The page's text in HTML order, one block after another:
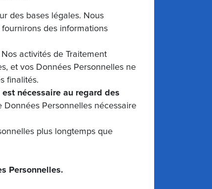
des bases légales. Nous
des informations
Nos activités de Traitement
et vos Données Personnelles ne
finalités.
nécessaire au regard des
Personnelles nécessaire
plus longtemps que
Personnelles.